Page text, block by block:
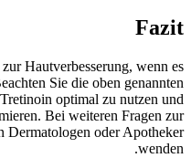
Fazit
Hautverbesserung, wenn es
Sie die oben genannten
optimal zu nutzen und
Bei weiteren Fragen zur
Dermatologen oder Apotheker
wenden.